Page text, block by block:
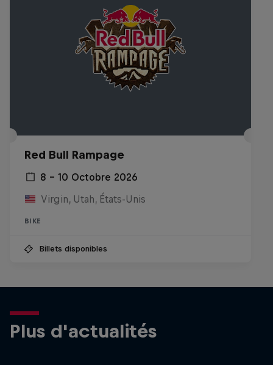
Red Bull Rampage
8 – 10 Octobre 2026
Virgin, Utah, États-Unis
BIKE
Billets disponibles
Plus d'actualités